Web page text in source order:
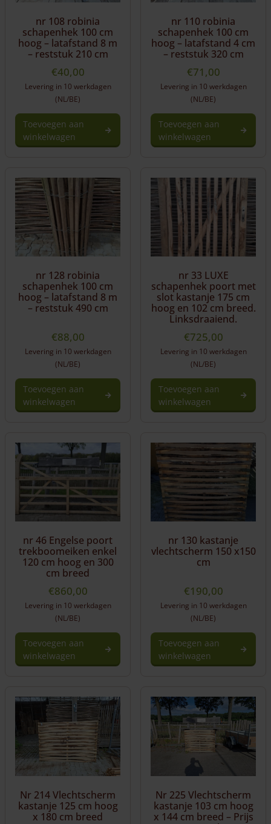
nr 108 robinia
schapenhek 100 cm
hoog – latafstand 8 m
– reststuk 210 cm
€40,00
Levering in 10 werkdagen
(NL/BE)
Toevoegen aan
winkelwagen
nr 110 robinia
schapenhek 100 cm
hoog – latafstand 4 cm
– reststuk 320 cm
€71,00
Levering in 10 werkdagen
(NL/BE)
Toevoegen aan
winkelwagen
nr 128 robinia
schapenhek 100 cm
hoog – latafstand 8 m
– reststuk 490 cm
€88,00
Levering in 10 werkdagen
(NL/BE)
Toevoegen aan
winkelwagen
nr 33 LUXE
schapenhek poort met
slot kastanje 175 cm
hoog en 102 cm breed.
Linksdraaiend.
€725,00
Levering in 10 werkdagen
(NL/BE)
Toevoegen aan
winkelwagen
nr 46 Engelse poort
trekboomeiken enkel
120 cm hoog en 300
cm breed
€860,00
Levering in 10 werkdagen
(NL/BE)
Toevoegen aan
winkelwagen
nr 130 kastanje
vlechtscherm 150 x150
cm
€190,00
Levering in 10 werkdagen
(NL/BE)
Toevoegen aan
winkelwagen
Nr 214 Vlechtscherm
kastanje 125 cm hoog
x 180 cm breed
Nr 225 Vlechtscherm
kastanje 103 cm hoog
x 144 cm breed – Prijs